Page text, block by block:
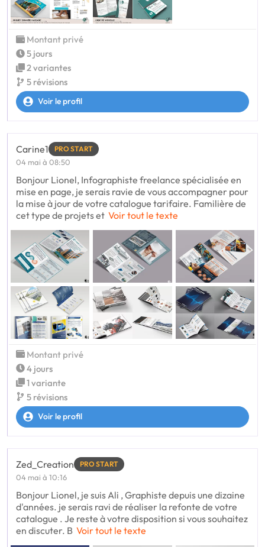
Montant privé
5 jours
2 variantes
5 révisions
Voir le profil
Carine1 PRO START
04 mai à 08:50
Bonjour Lionel, Infographiste freelance spécialisée en
mise en page, je serais ravie de vous accompagner pour
la mise à jour de votre catalogue tarifaire. Familière de
cet type de projets et Voir tout le texte
Montant privé
4 jours
1 variante
5 révisions
Voir le profil
Zed_Creation PRO START
04 mai à 10:16
Bonjour Lionel, je suis Ali , Graphiste depuis une dizaine
d'années. je serais ravi de réaliser la refonte de votre
catalogue . Je reste à votre disposition si vous souhaitez
en discuter. B Voir tout le texte